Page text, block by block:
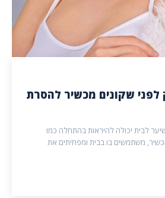
שקונים מכשיר להסרת
לבית יכולה להיראות בהתחלה כמו
משתמשים בו בבית ומפחיתים את